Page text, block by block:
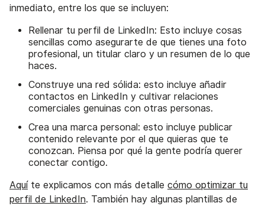
inmediato, entre los que se incluyen:
Rellenar tu perfil de LinkedIn: Esto incluye cosas
sencillas como asegurarte de que tienes una foto
profesional, un titular claro y un resumen de lo que
haces.
Construye una red sólida: esto incluye añadir
contactos en LinkedIn y cultivar relaciones
comerciales genuinas con otras personas.
Crea una marca personal: esto incluye publicar
contenido relevante por el que quieras que te
conozcan. Piensa por qué la gente podría querer
conectar contigo.
Aquíte explicamos con más detalle cómo optimizar tu
perfil de LinkedIn. También hay algunas plantillas de